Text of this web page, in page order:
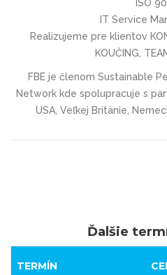
ISO
IT Service
Realizujeme pre klientov
KOUČING,
FBE je členom Sustainable
Network kde spolupracuje s
USA, Veľkej Británie,
Ďalšie
TERMÍN